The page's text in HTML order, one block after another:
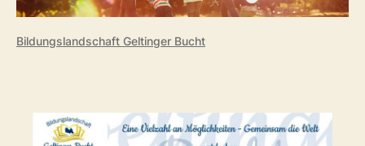
Bildungslandschaft Geltinger Bucht